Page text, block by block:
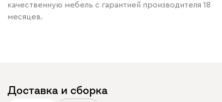
качественную мебель с гарантией производителя 18
месяцев.
Доставка и сборка